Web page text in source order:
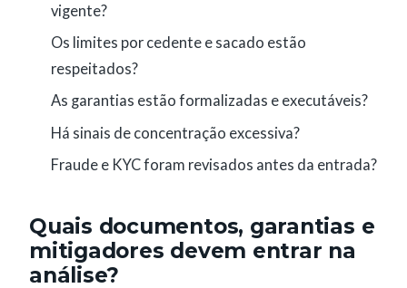
vigente?
Os limites por cedente e sacado estão
respeitados?
As garantias estão formalizadas e executáveis?
Há sinais de concentração excessiva?
Fraude e KYC foram revisados antes da entrada?
Quais documentos, garantias e
mitigadores devem entrar na
análise?